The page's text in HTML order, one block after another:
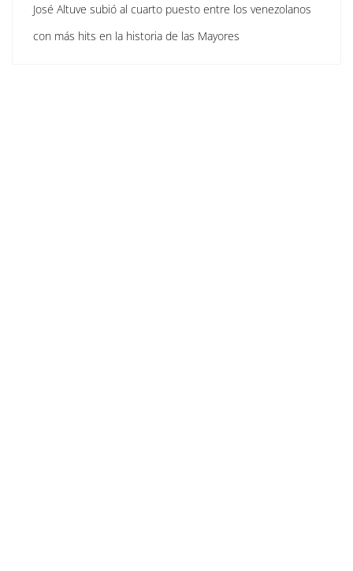
José Altuve subió al cuarto puesto entre los venezolanos
con más hits en la historia de las Mayores